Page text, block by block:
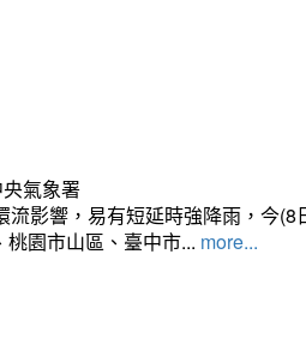
氣象署
流影響，易有短延時強降雨，今
園市山區、臺中市... more...